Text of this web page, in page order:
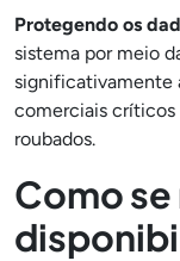
Protegendo os
sistema por meio
significativamente
comerciais críticos
roubados.
Como